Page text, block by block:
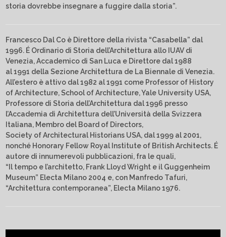
storia dovrebbe insegnare a fuggire dalla storia”.
Francesco Dal Co è Direttore della rivista “Casabella” dal
1996. É Ordinario di Storia dell’Architettura allo IUAV di
Venezia, Accademico di San Luca e Direttore dal 1988
al 1991 della Sezione Architettura de La Biennale di Venezia.
All’estero è attivo dal 1982 al 1991 come Professor of History
of Architecture, School of Architecture, Yale University USA,
Professore di Storia dell’Architettura dal 1996 presso
l’Accademia di Architettura dell’Università della Svizzera
Italiana, Membro del Board of Directors,
Society of Architectural Historians USA, dal 1999 al 2001,
nonché Honorary Fellow Royal Institute of British Architects. É
autore di innumerevoli pubblicazioni, fra le quali,
“Il tempo e l’architetto, Frank Lloyd Wright e il Guggenheim
Museum” Electa Milano 2004 e, con Manfredo Tafuri,
“Architettura contemporanea”, Electa Milano 1976.